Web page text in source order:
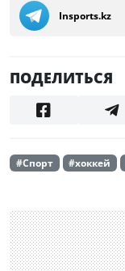
Insports.kz
ПОДЕЛИТЬСЯ
#Спорт #хоккей